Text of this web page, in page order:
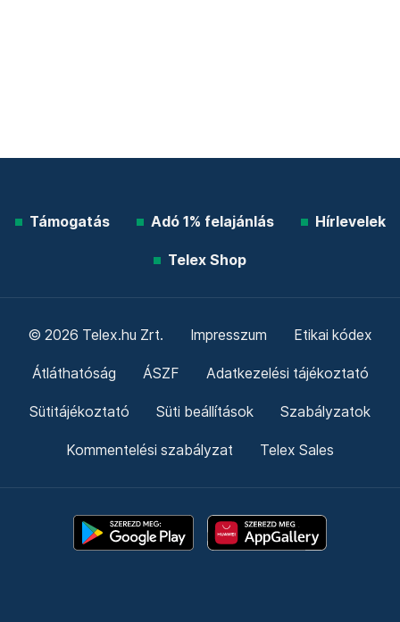
Támogatás Adó 1% felajánlás Hírlevelek
Telex Shop
© 2026 Telex.hu Zrt. Impresszum Etikai kódex
Átláthatóság ÁSZF Adatkezelési tájékoztató
Sütitájékoztató Süti beállítások Szabályzatok
Kommentelési szabályzat Telex Sales